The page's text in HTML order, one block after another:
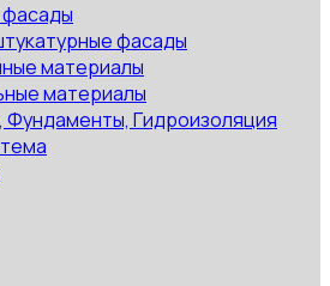
фасады
материалы
материалы
Фундаменты, Гидроизоляция